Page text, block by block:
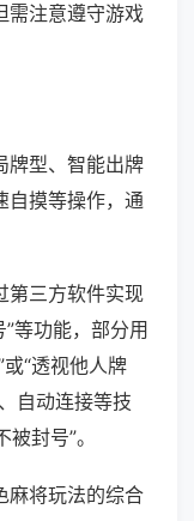
需注意遵守游戏
牌型、智能出牌
自摸等操作，通
第三方软件实现
”等功能，部分用
“透视他人牌
自动连接等技
封号”。
麻将玩法的综合